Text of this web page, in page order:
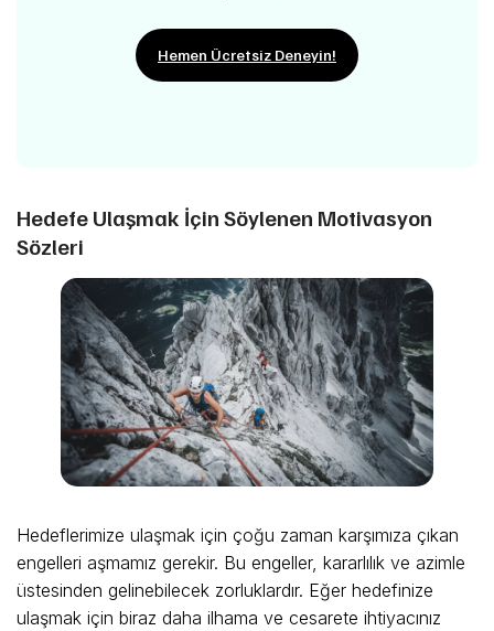
Hemen Ücretsiz Deneyin!
Hedefe Ulaşmak İçin Söylenen Motivasyon
Sözleri
Hedeflerimize ulaşmak için çoğu zaman karşımıza çıkan
engelleri aşmamız gerekir. Bu engeller, kararlılık ve azimle
üstesinden gelinebilecek zorluklardır. Eğer hedefinize
ulaşmak için biraz daha ilhama ve cesarete ihtiyacınız